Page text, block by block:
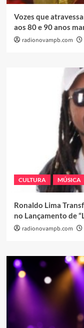
Vozes que
aos 80 e 90 anos
radionovampb.com
CULTURA MÚSICA
Ronaldo Lima
no Lançamento de
radionovampb.com